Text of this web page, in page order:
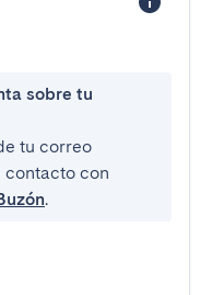
sobre tu
tu correo
contacto con
.